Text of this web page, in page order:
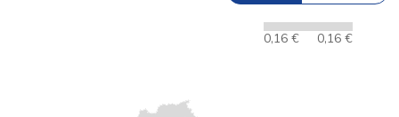
0,16 € 0,16 €